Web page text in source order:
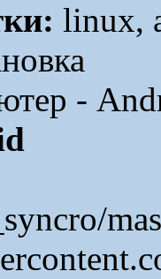
linux,
-